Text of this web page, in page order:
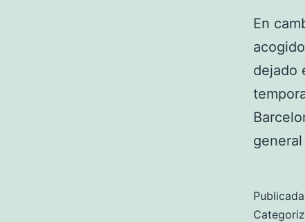
En
dejado